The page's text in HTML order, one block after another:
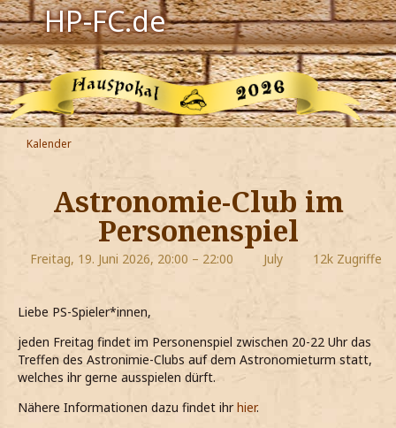
HP-FC.de
Navigation
Harry Potter
Der HP-FC
Hogwarts
Zauberwelt
Willkommen
Jetzt Fanclub-Mitglied werden!
Kalender
Astronomie-Club im
Personenspiel
Freitag, 19. Juni 2026, 20:00 – 22:00 July 12k Zugriffe
Liebe PS-Spieler*innen,
jeden Freitag findet im Personenspiel zwischen 20-22 Uhr das
Treffen des Astronimie-Clubs auf dem Astronomieturm statt,
welches ihr gerne ausspielen dürft.
Nähere Informationen dazu findet ihrhier.